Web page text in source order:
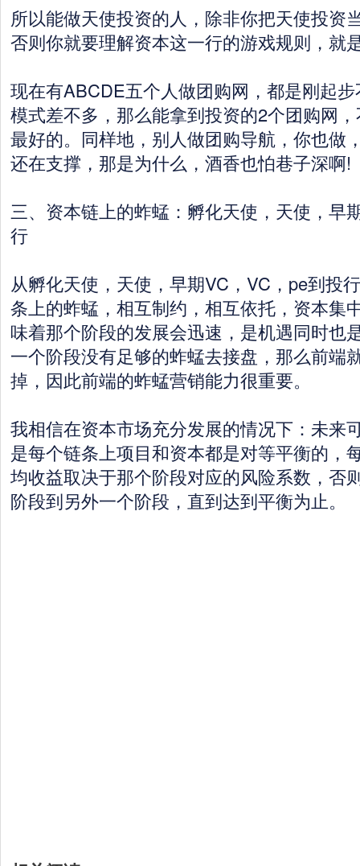
所以能做天使投资的人，除非你把天使投资
否则你就要理解资本这一行的游戏规则，就
现在有ABCDE五个人做团购网，都是刚起
模式差不多，那么能拿到投资的2个团购网
最好的。同样地，别人做团购导航，你也做
还在支撑，那是为什么，酒香也怕巷子深啊!
三、资本链上的蚱蜢：孵化天使，天使，早
行
从孵化天使，天使，早期VC，VC，pe到投
条上的蚱蜢，相互制约，相互依托，资本集
味着那个阶段的发展会迅速，是机遇同时也
一个阶段没有足够的蚱蜢去接盘，那么前端
掉，因此前端的蚱蜢营销能力很重要。
我相信在资本市场充分发展的情况下：未来
是每个链条上项目和资本都是对等平衡的，
均收益取决于那个阶段对应的风险系数，否
阶段到另外一个阶段，直到达到平衡为止。